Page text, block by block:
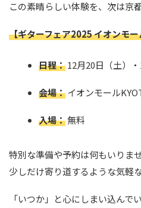
この素晴らしい体験を、次は京
【ギターフェア2025 イオンモ
日程：12月20日（土）・
会場：イオンモール
入場：無料
特別な準備や予約は何もいりま
少しだけ寄り道するような気軽
「いつか」と心にしまい込んで